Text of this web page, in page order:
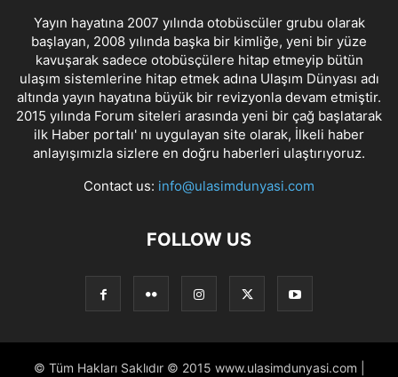
Yayın hayatına 2007 yılında otobüscüler grubu olarak
başlayan, 2008 yılında başka bir kimliğe, yeni bir yüze
kavuşarak sadece otobüsçülere hitap etmeyip bütün
ulaşım sistemlerine hitap etmek adına Ulaşım Dünyası adı
altında yayın hayatına büyük bir revizyonla devam etmiştir.
2015 yılında Forum siteleri arasında yeni bir çağ başlatarak
ilk Haber portalı' nı uygulayan site olarak, İlkeli haber
anlayışımızla sizlere en doğru haberleri ulaştırıyoruz.
Contact us: info@ulasimdunyasi.com
FOLLOW US
© Tüm Hakları Saklıdır © 2015 www.ulasimdunyasi.com |